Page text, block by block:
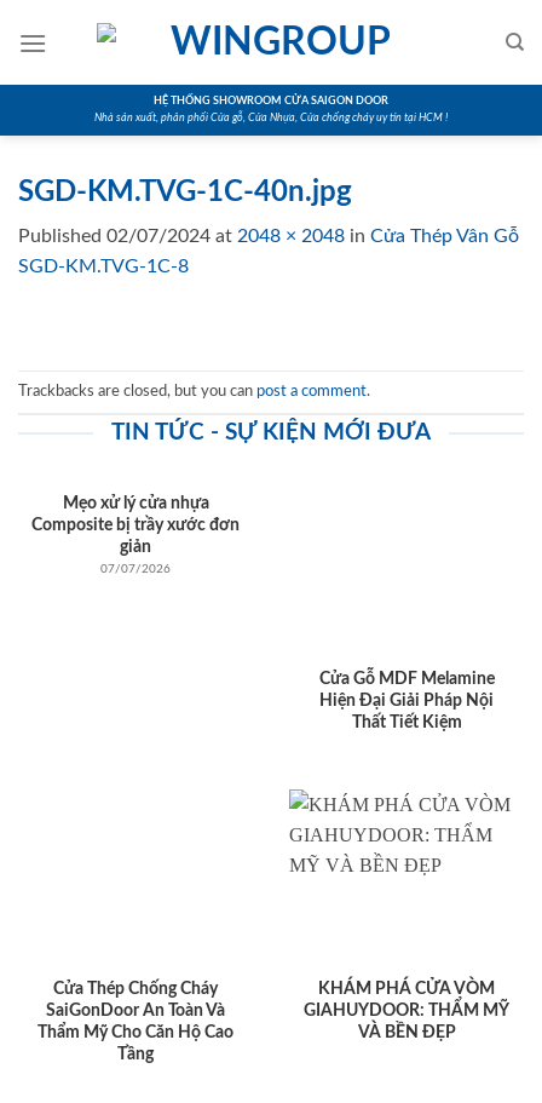
HỆ THỐNG SHOWROOM CỬA SAIGON DOOR
Nhà sản xuất, phân phối Cửa gỗ, Cửa Nhựa, Cửa chống cháy uy tín tại HCM !
SGD-KM.TVG-1C-40n.jpg
Published 02/07/2024 at 2048 × 2048 in Cửa Thép Vân Gỗ
SGD-KM.TVG-1C-8
Trackbacks are closed, but you can post a comment.
TIN TỨC - SỰ KIỆN MỚI ĐƯA
Mẹo xử lý cửa nhựa
Composite bị trầy xước đơn
giản
07/07/2026
Cửa Gỗ MDF Melamine
Hiện Đại Giải Pháp Nội
Thất Tiết Kiệm
Cửa Thép Chống Cháy
SaiGonDoor An Toàn Và
Thẩm Mỹ Cho Căn Hộ Cao
Tầng
KHÁM PHÁ CỬA VÒM
GIAHUYDOOR: THẨM MỸ
VÀ BỀN ĐẸP